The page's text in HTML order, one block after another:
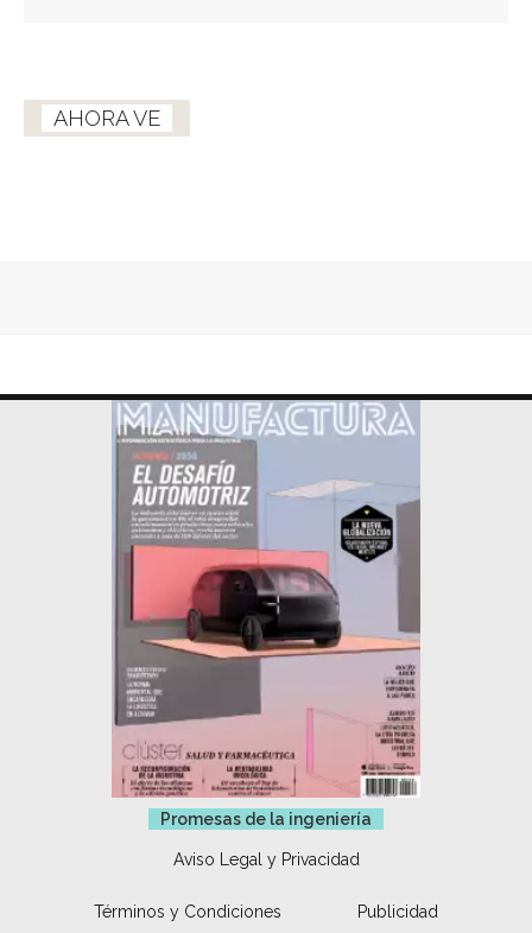
AHORA VE
Promesas de la ingeniería
Aviso Legal y Privacidad
Términos y Condiciones Publicidad